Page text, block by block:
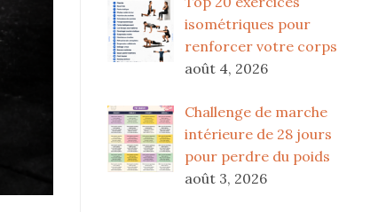
isométriques pour
renforcer votre corps
août 4, 2026
Challenge de marche
intérieure de 28 jours
pour perdre du poids
août 3, 2026